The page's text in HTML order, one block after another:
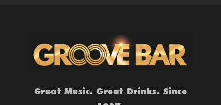
Great Music. Great Drinks. Since